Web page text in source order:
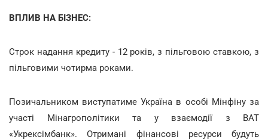
ВПЛИВ НА БІЗНЕС:
Строк надання кредиту - 12 років, з пільговою ставкою, з
пільговими чотирма роками.
Позичальником виступатиме Україна в особі Мінфіну за
участі Мінагрополітики та у взаємодії з ВАТ
«Укрексімбанк». Отримані фінансові ресурси будуть